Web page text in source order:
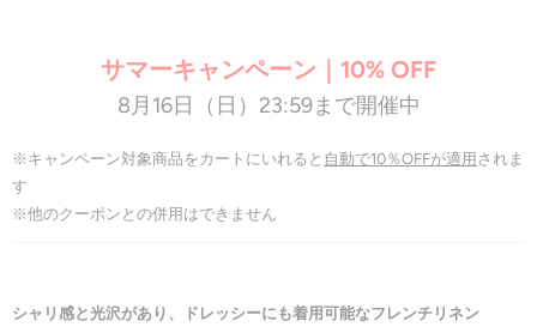
サマーキャンペーン｜10% OFF
8月16日（日）23:59まで開催中
※キャンペーン対象商品をカートにいれると 自動で10％OFFが適用されま
す
※他のクーポンとの併用はできません
シャリ感と光沢があり、ドレッシーにも着用可能なフレンチリネン